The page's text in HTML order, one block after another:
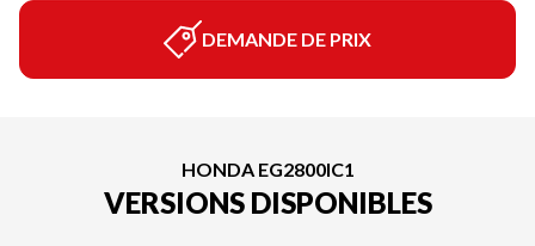
DEMANDE DE PRIX
HONDA EG2800IC1
VERSIONS DISPONIBLES